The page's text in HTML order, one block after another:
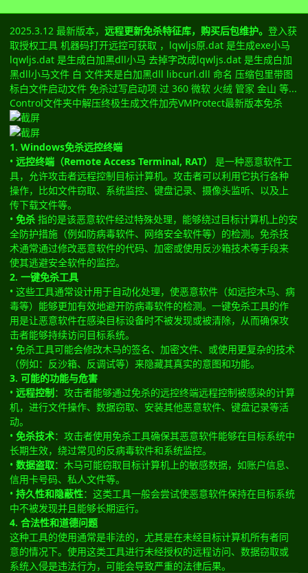
2025.3.12 最新版本，远程更新免杀特征库，购买后包维护。登入获
取授权工具 机器码打开远控可获取 ，lqwljs原.dat 是生成exe小马
lqwljs.dat 是生成白加黑dll小马 去掉字改成lqwljs.dat 是生成白加
黑dll小马文件 白 文件夹是白加黑dll libcurl.dll 命名 压缩包里带图
标白文件启动文件 免杀过写启动项 过 360 微软 火绒 管家 金山 等...
Control文件夹中解压终极生成文件加壳VMProtect最新版本免杀
1. Windows免杀远控终端
•远控终端（Remote Access Terminal, RAT）
是一种恶意软件工
具，允许攻击者远程控制目标计算机。攻击者可以利用它执行各种
操作，比如文件窃取、系统监控、键盘记录、摄像头监听、以及上
传下载文件等。
•免杀 指的是该恶意软件经过特殊处理，能够绕过目标计算机上的安
全防护措施（例如防病毒软件、网络安全软件等）的检测。免杀技
术通常通过修改恶意软件的代码、加密或使用反沙箱技术等手段来
使其逃避安全软件的监控。
2. 一键免杀工具
• 这些工具通常设计用于自动化处理，使恶意软件（如远控木马、病
毒等）能够更加有效地避开防病毒软件的检测。一键免杀工具的作
用是让恶意软件在感染目标设备时不被发现或被清除，从而确保攻
击者能够持续访问目标系统。
• 免杀工具可能会修改木马的签名、加密文件、或使用更复杂的技术
（例如：反沙箱、反调试等）来隐藏其真实的意图和功能。
3. 可能的功能与危害
•远程控制：攻击者能够通过免杀的远控终端远程控制被感染的计算
机，进行文件操作、数据窃取、安装其他恶意软件、键盘记录等活
动。
•免杀技术：攻击者使用免杀工具确保其恶意软件能够在目标系统中
长期生效，绕过常见的反病毒软件和系统监控。
•数据盗取：木马可能窃取目标计算机上的敏感数据，如账户信息、
信用卡号码、私人文件等。
•持久性和隐蔽性：这类工具一般会尝试使恶意软件保持在目标系统
中不被发现并且能够长期运行。
4. 合法性和道德问题
这种工具的使用通常是非法的，尤其是在未经目标计算机所有者同
意的情况下。使用这类工具进行未经授权的远程访问、数据窃取或
系统入侵是违法行为，可能会导致严重的法律后果。